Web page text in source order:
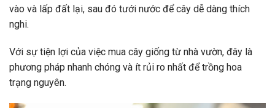
vào và lấp đất lại, sau đó tưới nước để cây dễ dàng thích
nghi.
Với sự tiện lợi của việc mua cây giống từ nhà vườn, đây là
phương pháp nhanh chóng và ít rủi ro nhất để trồng hoa
trạng nguyên.